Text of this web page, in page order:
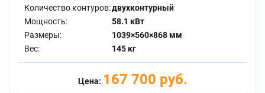
Количество контуров:двухконтурный
Мощность:
58.1 кВт
Размеры:
1039×560×868 мм
Вес:
145 кг
Цена: 167 700 руб.